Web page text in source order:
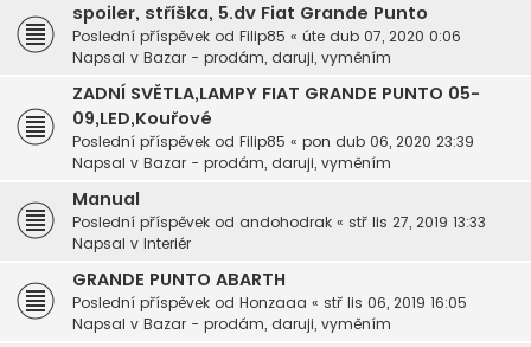
spoiler, stříška, 5.dv Fiat Grande Punto
Poslední příspěvek od Filip85 « úte dub 07, 2020 0:06
Napsal v Bazar - prodám, daruji, vyměním
ZADNÍ SVĚTLA,LAMPY FIAT GRANDE PUNTO 05-
09,LED,Kouřové
Poslední příspěvek od Filip85 « pon dub 06, 2020 23:39
Napsal v Bazar - prodám, daruji, vyměním
Manual
Poslední příspěvek od andohodrak « stř lis 27, 2019 13:33
Napsal v Interiér
GRANDE PUNTO ABARTH
Poslední příspěvek od Honzaaa « stř lis 06, 2019 16:05
Napsal v Bazar - prodám, daruji, vyměním